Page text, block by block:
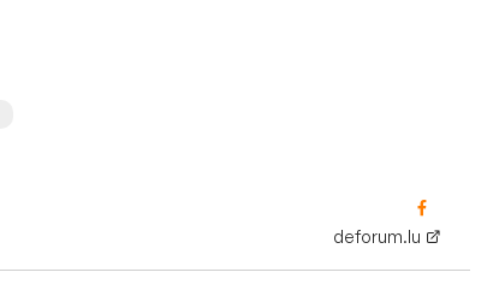
deforum.lu